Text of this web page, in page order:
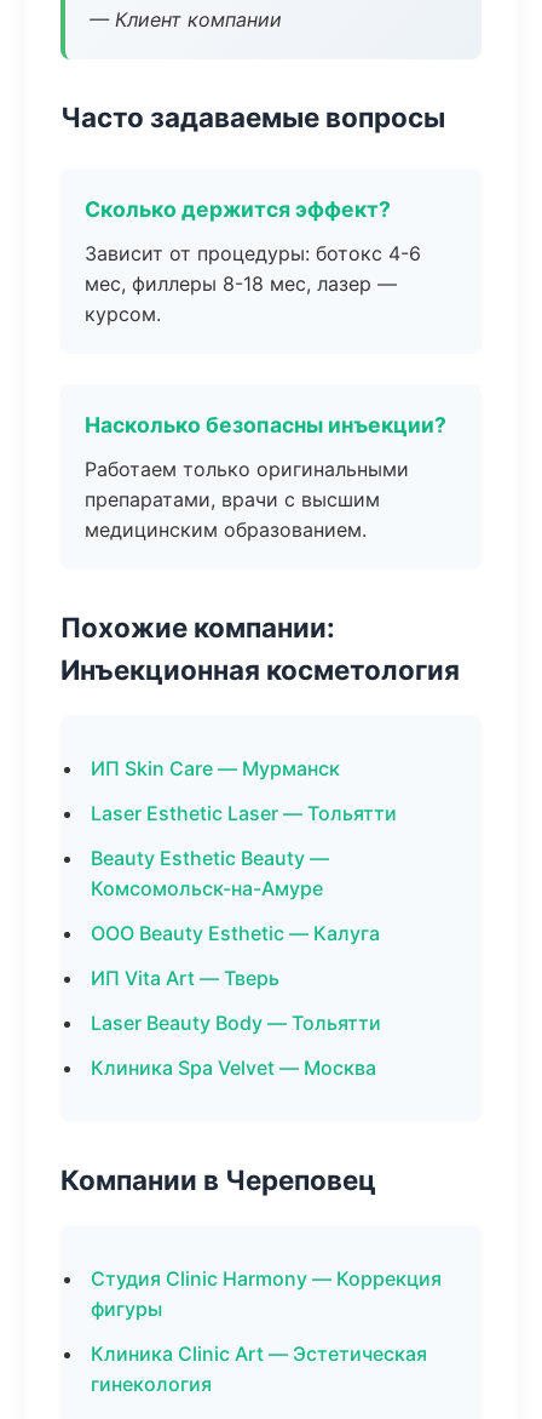
— Клиент компании
Часто задаваемые вопросы
Сколько держится эффект?
Зависит от процедуры: ботокс 4-6
мес, филлеры 8-18 мес, лазер —
курсом.
Насколько безопасны инъекции?
Работаем только оригинальными
препаратами, врачи с высшим
медицинским образованием.
Похожие компании:
Инъекционная косметология
ИП Skin Care — Мурманск
Laser Esthetic Laser — Тольятти
Beauty Esthetic Beauty —
Комсомольск-на-Амуре
ООО Beauty Esthetic — Калуга
ИП Vita Art — Тверь
Laser Beauty Body — Тольятти
Клиника Spa Velvet — Москва
Компании в Череповец
Студия Clinic Harmony — Коррекция
фигуры
Клиника Clinic Art — Эстетическая
гинекология